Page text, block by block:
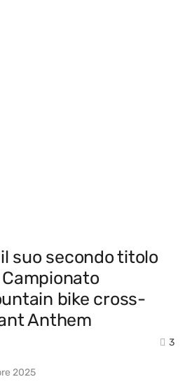
suo secondo titolo
bike cross-
Anthem
3
2025